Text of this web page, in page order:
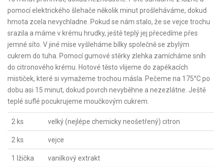
pomocí elektrického šlehače několik minut prošleháváme, dokud
hmota zcela nevychladne. Pokud se nám stalo, že se vejce trochu
srazila a máme v krému hrudky, ještě teplý jej přecedíme přes
jemné síto. V jiné míse vyšleháme bílky společně se zbylým
cukrem do tuha. Pomocí gumové stěrky zlehka zamícháme sníh
do citronového krému. Hotové těsto vlijeme do zapékacích
mističek, které si vymažeme trochou másla. Pečeme na 175°C po
dobu asi 15 minut, dokud povrch nevyběhne a nezezlátne. Ještě
teplé suflé pocukrujeme moučkovým cukrem.
2 ks velký (nejlépe chemicky neošetřený) citron
2 ks vejce
1 lžička vanilkový extrakt